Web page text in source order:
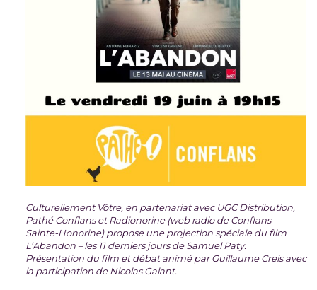
Culturellement Vôtre, en partenariat avec UGC Distribution,
Pathé Conflans et Radionorine (web radio de Conflans-
Sainte-Honorine) propose une projection spéciale du film
L’Abandon – les 11 derniers jours de Samuel Paty.
Présentation du film et débat animé par Guillaume Creis avec
la participation de Nicolas Galant.